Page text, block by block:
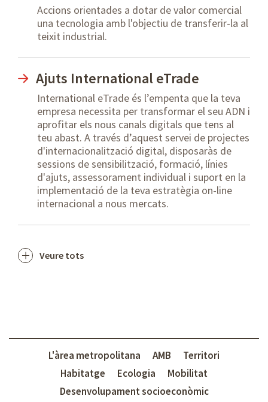
Accions orientades a dotar de valor comercial
una tecnologia amb l'objectiu de transferir-la al
teixit industrial.
Ajuts International eTrade
International eTrade és l’empenta que la teva
empresa necessita per transformar el seu ADN i
aprofitar els nous canals digitals que tens al
teu abast. A través d’aquest servei de projectes
d'internacionalització digital, disposaràs de
sessions de sensibilització, formació, línies
d'ajuts, assessorament individual i suport en la
implementació de la teva estratègia on-line
internacional a nous mercats.
Veure tots
L'àrea metropolitana AMB
Territori
Habitatge
Ecologia
Mobilitat
Desenvolupament socioeconòmic